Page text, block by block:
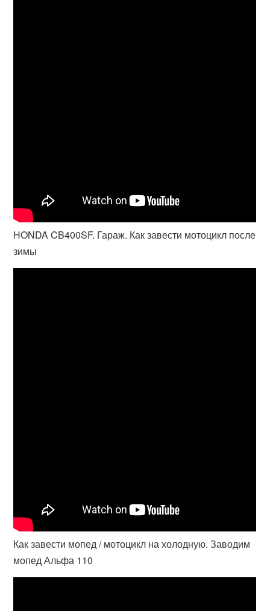
HONDA CB400SF. Гараж. Как завести мотоцикл после
зимы
Как завести мопед / мотоцикл на холодную. Заводим
мопед Альфа 110